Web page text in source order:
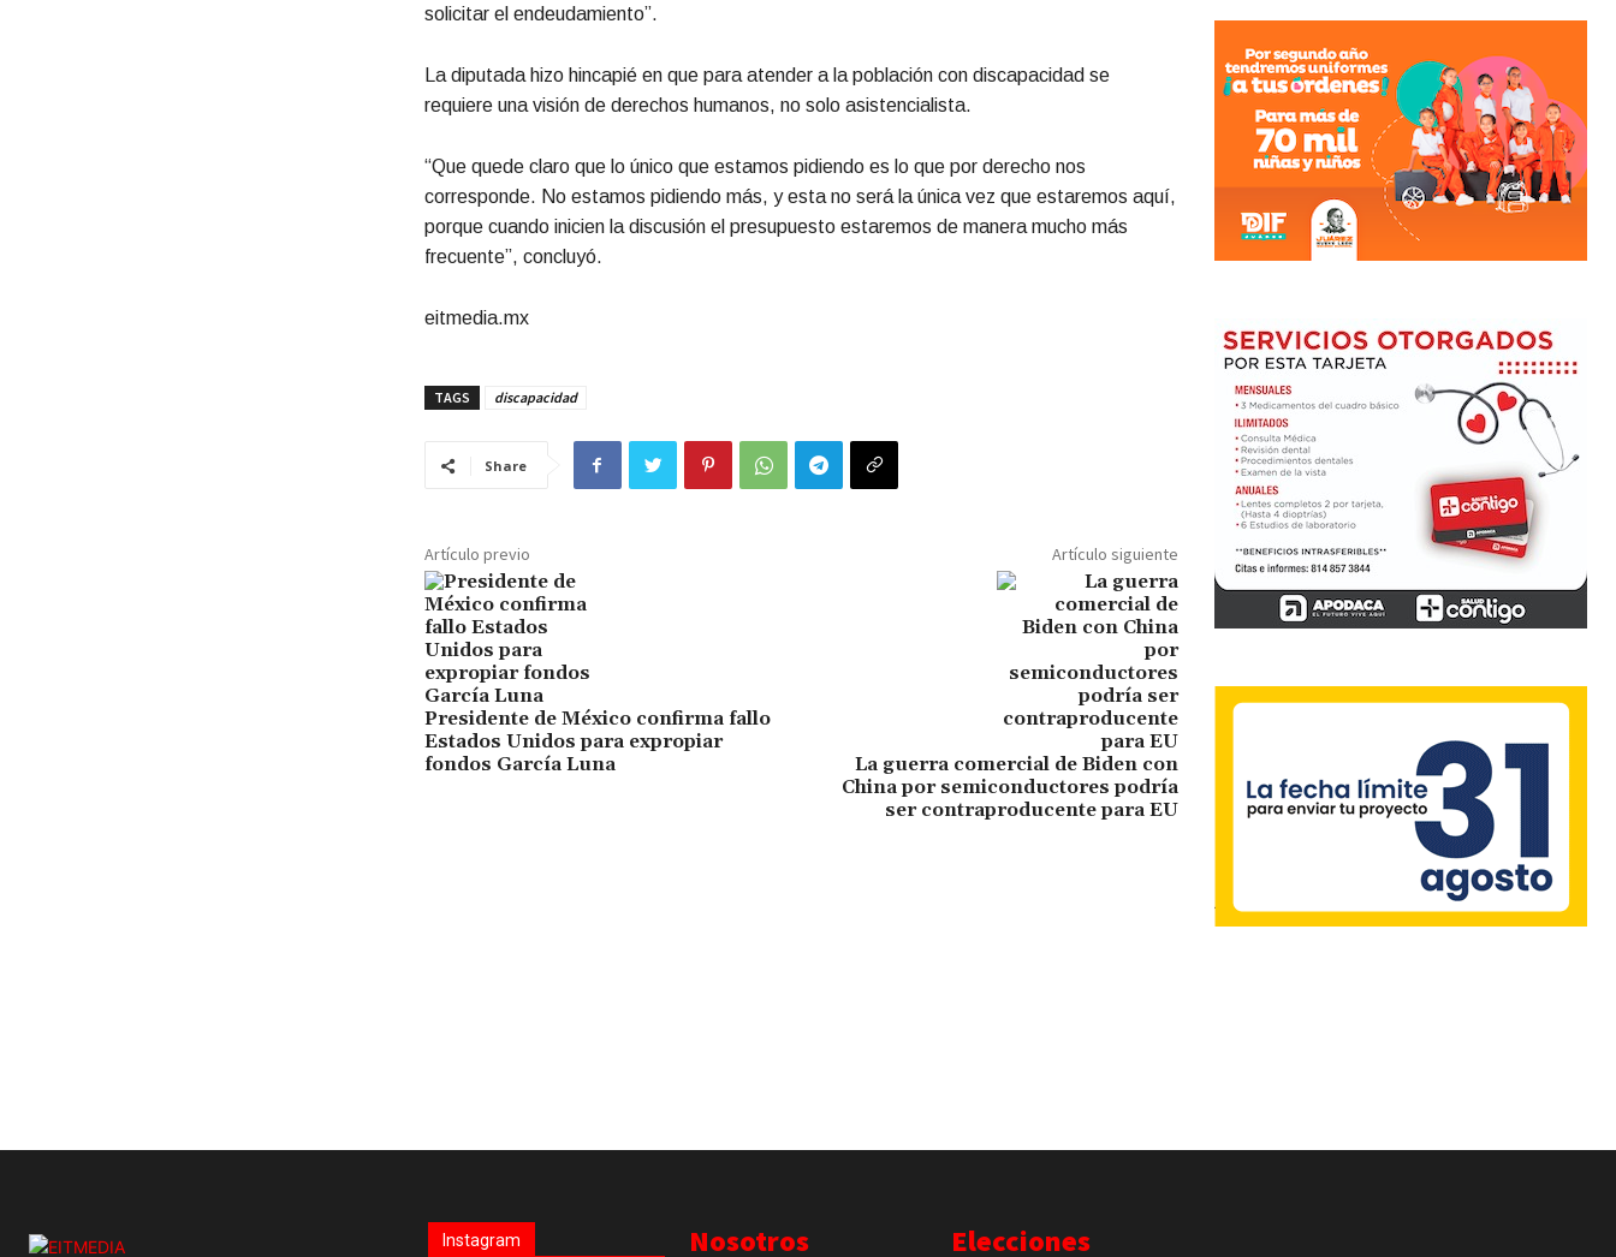
solicitar el endeudamiento”.
La diputada hizo hincapié en que para atender a la población con discapacidad se
requiere una visión de derechos humanos, no solo asistencialista.
“Que quede claro que lo único que estamos pidiendo es lo que por derecho nos
corresponde. No estamos pidiendo más, y esta no será la única vez que estaremos aquí,
porque cuando inicien la discusión el presupuesto estaremos de manera mucho más
frecuente”, concluyó.
eitmedia.mx
TAGS discapacidad
Share
Artículo previo
Presidente de México confirma fallo
Estados Unidos para expropiar
fondos García Luna
Artículo siguiente
La guerra comercial de Biden con
China por semiconductores podría
ser contraproducente para EU
Instagram Nosotros Elecciones